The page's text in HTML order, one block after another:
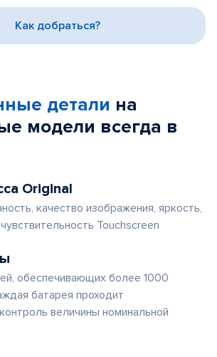
Как добраться?
детали на
модели всегда в
Original
качество изображения, яркость,
Touchscreen
обеспечивающих более 1000
батарея проходит
величины номинальной